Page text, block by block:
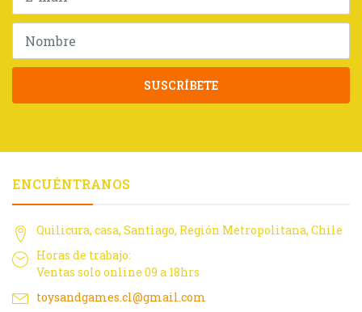
SUSCRÍBETE
ENCUÉNTRANOS
Quilicura, casa, Santiago, Región Metropolitana, Chile
Horas de trabajo:
Ventas solo online 09 a 18hrs
toysandgames.cl@gmail.com